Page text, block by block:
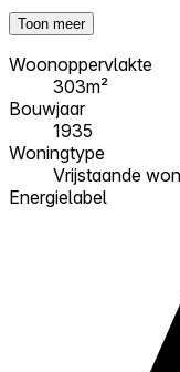
Toon meer
Woonoppervlakte
303m²
Bouwjaar
1935
Woningtype
Vrijstaande
Energielabel